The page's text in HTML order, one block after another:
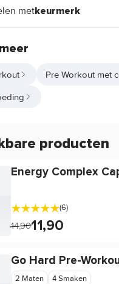
metkeurmerk
Pre Workout met
producten
Energy Complex
(6)
14,9011,90
Go Hard Pre-
2 Maten
4 Smaken